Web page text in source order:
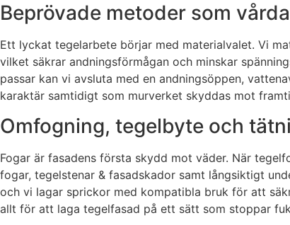
Beprövade metoder som
Ett lyckat tegelarbete börjar med materialvalet. Vi
vilket säkrar andningsförmågan och minskar
passar kan vi avsluta med en andningsöppen,
karaktär samtidigt som murverket skyddas mot
Omfogning, tegelbyte och
Fogar är fasadens första skydd mot väder. När
fogar, tegelstenar & fasadskador samt långsiktigt
och vi lagar sprickor med kompatibla bruk för att
allt för att laga tegelfasad på ett sätt som stoppar